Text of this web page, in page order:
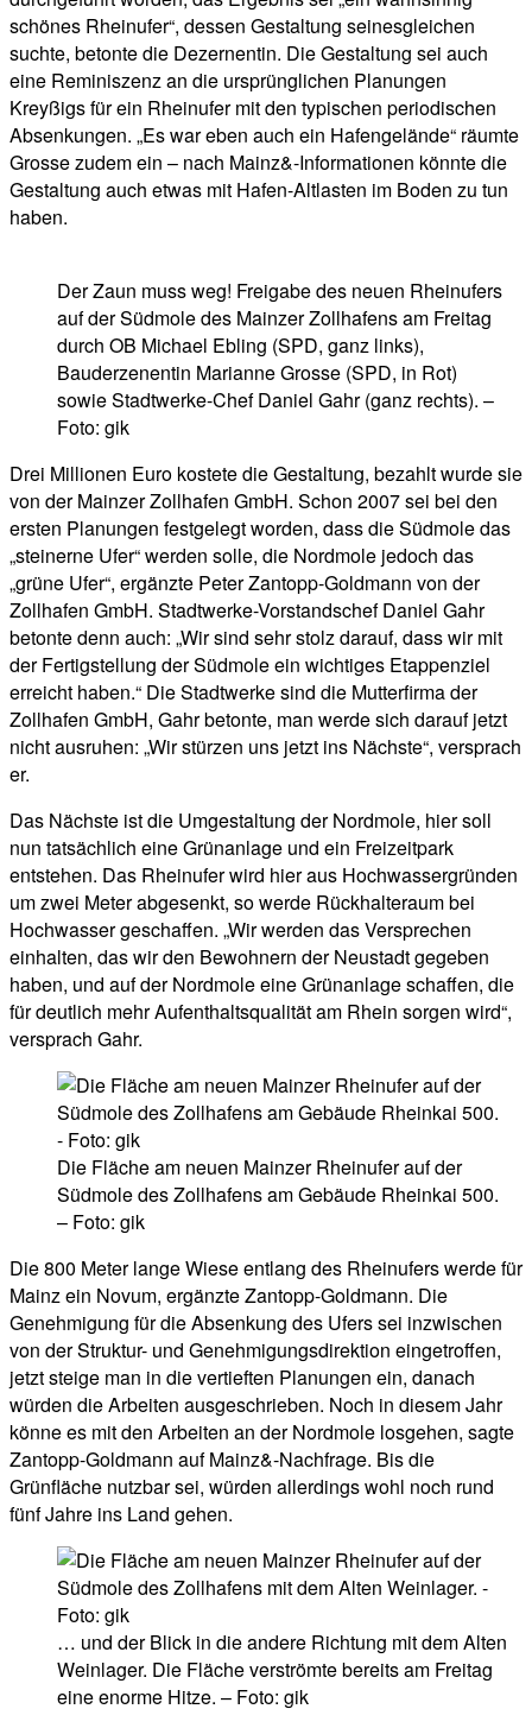
schönes Rheinufer“, dessen Gestaltung seinesgleichen
suchte, betonte die Dezernentin. Die Gestaltung sei auch
eine Reminiszenz an die ursprünglichen Planungen
Kreyßigs für ein Rheinufer mit den typischen periodischen
Absenkungen. „Es war eben auch ein Hafengelände“ räumte
Grosse zudem ein – nach Mainz&-Informationen könnte die
Gestaltung auch etwas mit Hafen-Altlasten im Boden zu tun
haben.
Der Zaun muss weg! Freigabe des neuen Rheinufers
auf der Südmole des Mainzer Zollhafens am Freitag
durch OB Michael Ebling (SPD, ganz links),
Bauderzenentin Marianne Grosse (SPD, in Rot)
sowie Stadtwerke-Chef Daniel Gahr (ganz rechts). –
Foto: gik
Drei Millionen Euro kostete die Gestaltung, bezahlt wurde sie
von der Mainzer Zollhafen GmbH. Schon 2007 sei bei den
ersten Planungen festgelegt worden, dass die Südmole das
„steinerne Ufer“ werden solle, die Nordmole jedoch das
„grüne Ufer“, ergänzte Peter Zantopp-Goldmann von der
Zollhafen GmbH. Stadtwerke-Vorstandschef Daniel Gahr
betonte denn auch: „Wir sind sehr stolz darauf, dass wir mit
der Fertigstellung der Südmole ein wichtiges Etappenziel
erreicht haben.“ Die Stadtwerke sind die Mutterfirma der
Zollhafen GmbH, Gahr betonte, man werde sich darauf jetzt
nicht ausruhen: „Wir stürzen uns jetzt ins Nächste“, versprach
er.
Das Nächste ist die Umgestaltung der Nordmole, hier soll
nun tatsächlich eine Grünanlage und ein Freizeitpark
entstehen. Das Rheinufer wird hier aus Hochwassergründen
um zwei Meter abgesenkt, so werde Rückhalteraum bei
Hochwasser geschaffen. „Wir werden das Versprechen
einhalten, das wir den Bewohnern der Neustadt gegeben
haben, und auf der Nordmole eine Grünanlage schaffen, die
für deutlich mehr Aufenthaltsqualität am Rhein sorgen wird“,
versprach Gahr.
Die Fläche am neuen Mainzer Rheinufer auf der
Südmole des Zollhafens am Gebäude Rheinkai 500.
– Foto: gik
Die 800 Meter lange Wiese entlang des Rheinufers werde für
Mainz ein Novum, ergänzte Zantopp-Goldmann. Die
Genehmigung für die Absenkung des Ufers sei inzwischen
von der Struktur- und Genehmigungsdirektion eingetroffen,
jetzt steige man in die vertieften Planungen ein, danach
würden die Arbeiten ausgeschrieben. Noch in diesem Jahr
könne es mit den Arbeiten an der Nordmole losgehen, sagte
Zantopp-Goldmann auf Mainz&-Nachfrage. Bis die
Grünfläche nutzbar sei, würden allerdings wohl noch rund
fünf Jahre ins Land gehen.
… und der Blick in die andere Richtung mit dem Alten
Weinlager. Die Fläche verströmte bereits am Freitag
eine enorme Hitze. – Foto: gik